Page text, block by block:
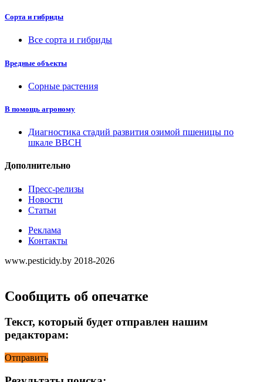
Сорта и гибриды
Все сорта и гибриды
Вредные объекты
Сорные растения
В помощь агроному
Диагностика стадий развития озимой пшеницы по
шкале ВВСН
Дополнительно
Пресс-релизы
Новости
Статьи
Реклама
Контакты
www.pesticidy.by 2018-2026
Сообщить об опечатке
Текст, который будет отправлен нашим
редакторам:
Отправить